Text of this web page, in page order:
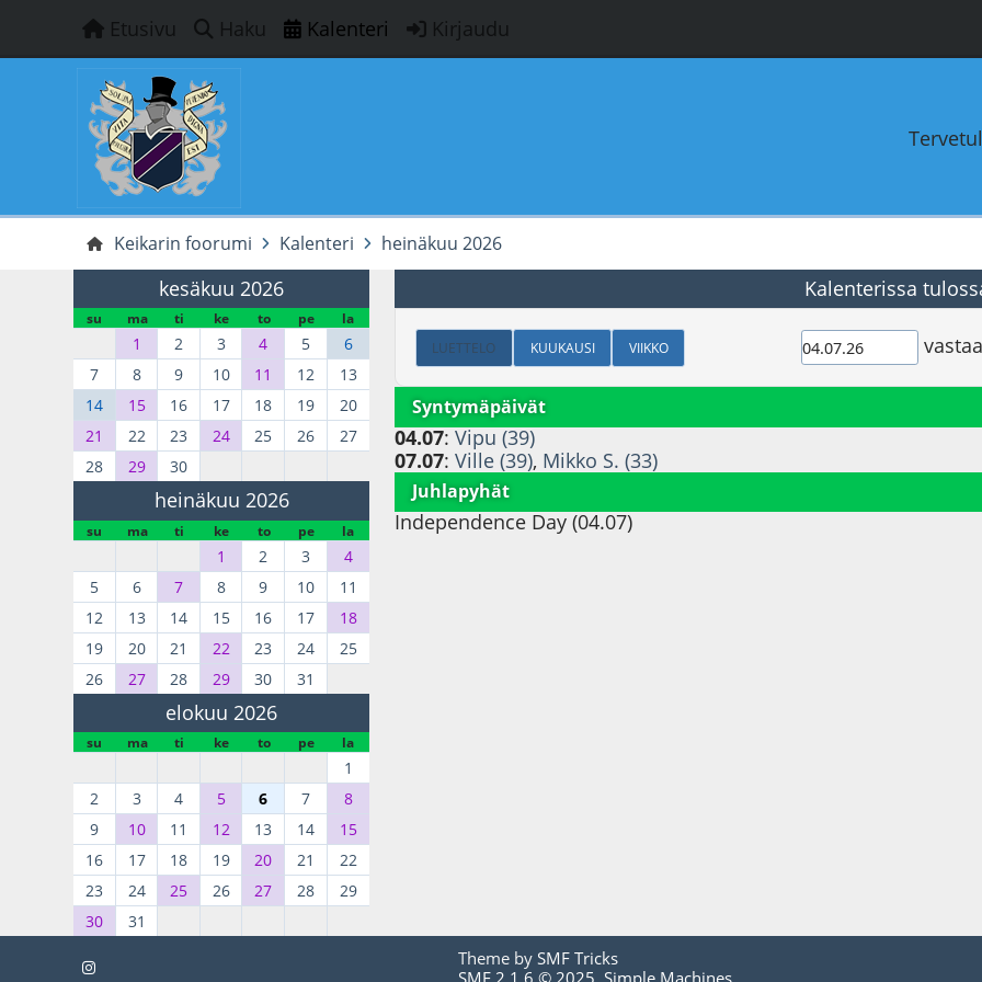
Etusivu Haku Kalenteri Kirjaudu
Keikarin foorumi Kalenteri heinäkuu 2026
kesäkuu 2026
su ma ti ke to pe la
1 2 3 4 5
6
7
8 9 10 11 12
13
14
15 16 17 18 19
20
21
22 23 24 25 26
27
28
29 30
heinäkuu 2026
su ma ti ke to pe la
1 2 3
4
5
6 7 8 9 10
11
12
13 14 15 16 17
18
19
20 21 22 23 24
25
26
27 28 29 30 31
elokuu 2026
su ma ti ke to pe la
1
2
3 4 5 6 7
8
9
10 11 12 13 14
15
16
17 18 19 20 21
22
23
24 25 26 27 28
29
30
31
Kalenterissa
LUETTELO KUUKAUSI VIIKKO
Syntymäpäivät
04.07: Vipu (39)
07.07: Ville (39), Mikko S. (33)
Juhlapyhät
Independence Day (04.07)
Theme by SMF Tricks